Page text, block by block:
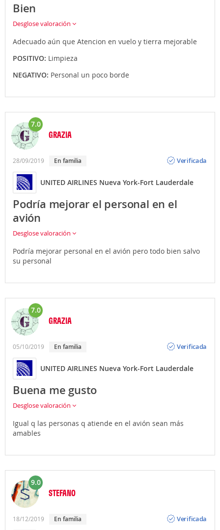
Bien
Desglose valoración
Adecuado aún que Atencion en vuelo y tierra mejorable
POSITIVO: Limpieza
NEGATIVO: Personal un poco borde
7.0
GRAZIA
28/09/2019 En familia
Verificada
UNITED AIRLINES Nueva York-Fort Lauderdale
Podría mejorar el personal en el
avión
Desglose valoración
Podría mejorar personal en el avión pero todo bien salvo
su personal
7.0
GRAZIA
05/10/2019 En familia
Verificada
UNITED AIRLINES Nueva York-Fort Lauderdale
Buena me gusto
Desglose valoración
Igual q las personas q atiende en el avión sean más
amables
9.0
STEFANO
18/12/2019 En familia
Verificada